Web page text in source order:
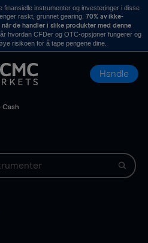
instrumenter og investeringer i disse
raskt, grunnet gearing. 70% av ikke-
de handler i slike produkter med denne
hvordan CFDer og OTC-opsjoner fungerer og
risikoen for å tape pengene dine.
Handle
Cash